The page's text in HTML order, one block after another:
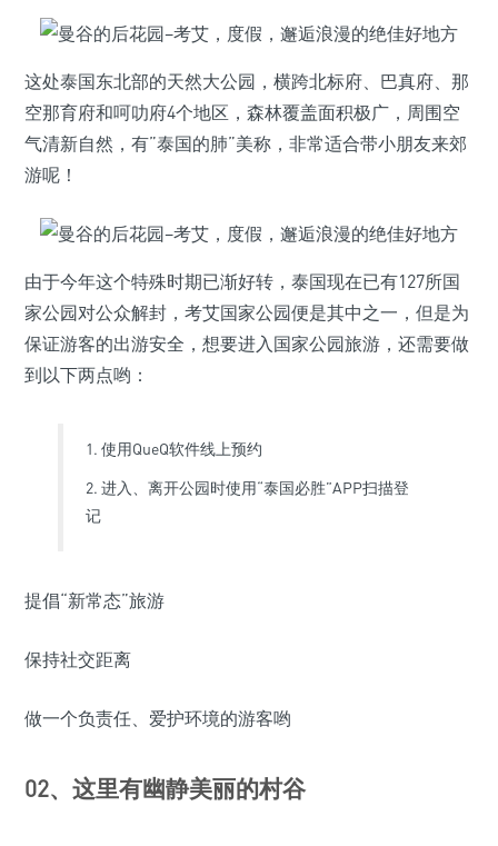
这处泰国东北部的天然大公园，横跨北标府、巴真府、那
空那育府和呵叻府4个地区，森林覆盖面积极广，周围空
气清新自然，有”泰国的肺”美称，非常适合带小朋友来郊
游呢！
由于今年这个特殊时期已渐好转，泰国现在已有127所国
家公园对公众解封，考艾国家公园便是其中之一，但是为
保证游客的出游安全，想要进入国家公园旅游，还需要做
到以下两点哟：
1. 使用QueQ软件线上预约
2. 进入、离开公园时使用“泰国必胜”APP扫描登
记
提倡“新常态”旅游
保持社交距离
做一个负责任、爱护环境的游客哟
02、这里有幽静美丽的村谷